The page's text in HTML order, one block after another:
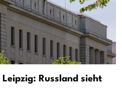
Russland sieht